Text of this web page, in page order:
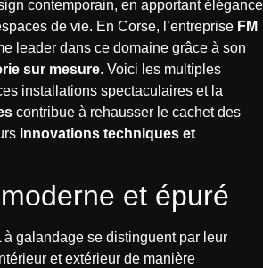
contemporain, en apportant élégance
de vie. En Corse, l’entreprise FM
leader dans ce domaine grâce à son
sur mesure. Voici les multiples
installations spectaculaires et la
contribue à rehausser le cachet des
innovations techniques et
et épuré
à galandage se distinguent par leur
et extérieur de manière